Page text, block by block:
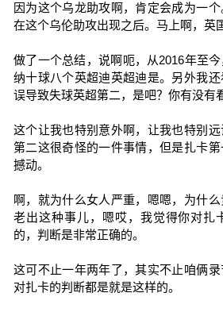
因为这个乌龙助攻啊，肯定会成为一
在这个乌伦助攻出现之后。马上啊，英
做了一个总结，说啊呃，从2016年至
纳十球八个英超迪英超迪是。另外我
误导致失球英超第二，是吧？你有没有
这个让我也特别意外啊，让我也特别
第二这很奇怪的一件事情，但是扎卡
撼动。
啊，就为什么女人严重，嗯嗯，为什么
老出这种事儿，嗯哎，我觉得你对扎
的，判断是非常正确的。
这可不止一年两年了，其实不止咱俩
对扎卡的判断都是就是这样的。